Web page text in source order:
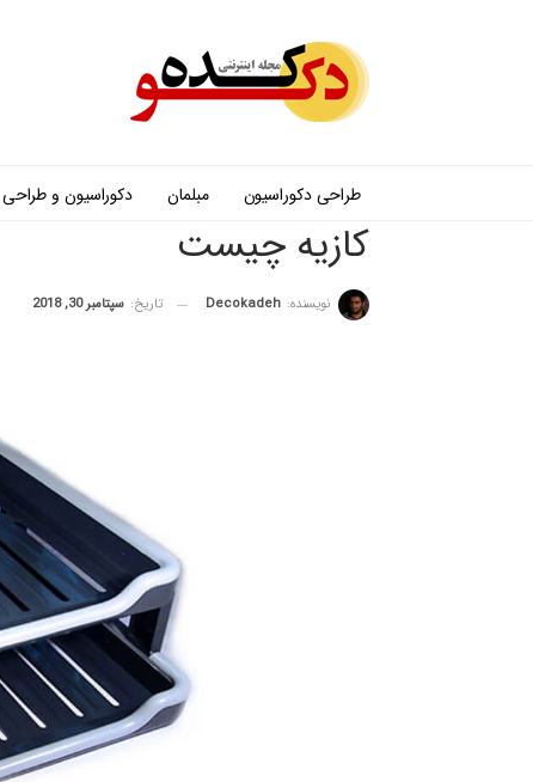
طراحی دکوراسیون مبلمان دکوراسیون و طراحی
کازیه چیست
نویسنده: Decokadeh تاریخ: سپتامبر 30, 2018